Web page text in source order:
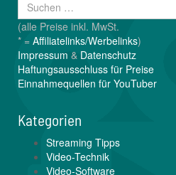
(alle Preise inkl. MwSt.
* = Affiliatelinks/Werbelinks)
Impressum & Datenschutz
Haftungsausschluss für Preise
Einnahmequellen für YouTuber
Kategorien
Streaming Tipps
Video-Technik
Video-Software